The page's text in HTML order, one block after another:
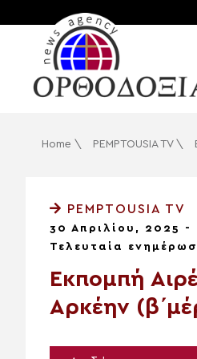
Home \ PEMPTOUSIA TV\
PEMPTOUSIA TV
30 Απριλίου, 2025 -
Τελευταία
Εκπομπή
Αρκέην